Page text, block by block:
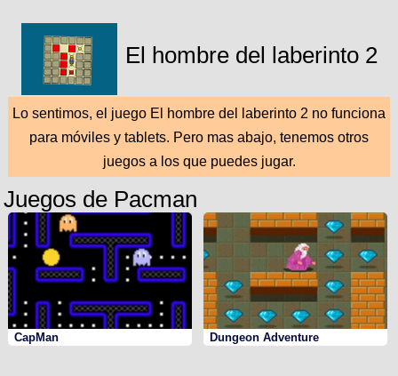
El hombre del laberinto 2
Lo sentimos, el juego El hombre del laberinto 2 no funciona
para móviles y tablets. Pero mas abajo, tenemos otros
juegos a los que puedes jugar.
Juegos de Pacman
CapMan Dungeon Adventure